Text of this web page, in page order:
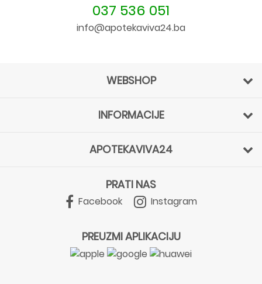
037 536 051
info@apotekaviva24.ba
WEBSHOP
INFORMACIJE
APOTEKAVIVA24
PRATI NAS
Facebook Instagram
PREUZMI APLIKACIJU